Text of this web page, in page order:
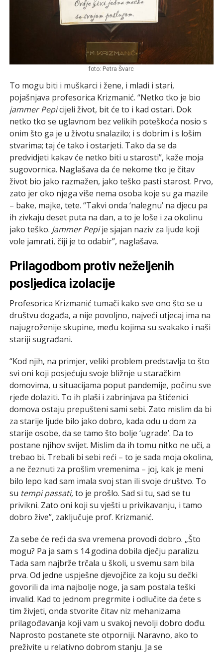
foto: Petra Švarc
To mogu biti i muškarci i žene, i mladi i stari,
pojašnjava profesorica Krizmanić. “Netko tko je bio
jammer Pepicijeli život, bit će to i kad ostari. Dok
netko tko se uglavnom bez velikih poteškoća nosio s
onim što ga je u životu snalazilo; i s dobrim i s lošim
stvarima; taj će tako i ostarjeti. Tako da se da
predvidjeti kakav će netko biti u starosti”, kaže moja
sugovornica. Naglašava da će nekome tko je čitav
život bio jako razmažen, jako teško pasti starost. Prvo,
zato jer oko njega više nema osoba koje su ga mazile
– bake, majke, tete. “Takvi onda ‘nalegnu’ na djecu pa
ih zivkaju deset puta na dan, a to je loše i za okolinu
jako teško. Jammer Pepije sjajan naziv za ljude koji
vole jamrati, čiji je to odabir”, naglašava.
Prilagodbom protiv neželjenih
posljedica izolacije
Profesorica Krizmanić tumači kako sve ono što se u
društvu događa, a nije povoljno, najveći utjecaj ima na
najugroženije skupine, među kojima su svakako i naši
stariji sugrađani.
“Kod njih, na primjer, veliki problem predstavlja to što
svi oni koji posjećuju svoje bližnje u staračkim
domovima, u situacijama poput pandemije, počinu sve
rjeđe dolaziti. To ih plaši i zabrinjava pa štićenici
domova ostaju prepušteni sami sebi. Zato mislim da bi
za starije ljude bilo jako dobro, kada odu u dom za
starije osobe, da se tamo što bolje ‘ugrade’. Da to
postane njihov svijet. Mislim da ih tomu nitko ne uči, a
trebao bi. Trebali bi sebi reći – to je sada moja okolina,
a ne čeznuti za prošlim vremenima – joj, kak je meni
bilo lepo kad sam imala svoj stan ili svoje društvo. To
su tempi passati,to je prošlo. Sad si tu, sad se tu
privikni. Zato oni koji su vješti u privikavanju, i tamo
dobro žive”, zaključuje prof. Krizmanić.
Za sebe će reći da sva vremena provodi dobro. „Što
mogu? Pa ja sam s 14 godina dobila dječju paralizu.
Tada sam najbrže trčala u školi, u svemu sam bila
prva. Od jedne uspješne djevojčice za koju su dečki
govorili da ima najbolje noge, ja sam postala teški
invalid. Kad to jednom pregrmite i odlučite da ćete s
tim živjeti, onda stvorite čitav niz mehanizama
prilagođavanja koji vam u svakoj nevolji dobro dođu.
Naprosto postanete ste otporniji. Naravno, ako to
preživite u relativno dobrom stanju. Ja se